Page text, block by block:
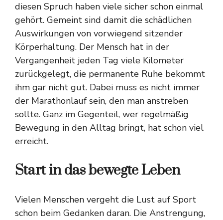
diesen Spruch haben viele sicher schon einmal
gehört. Gemeint sind damit die schädlichen
Auswirkungen von vorwiegend sitzender
Körperhaltung. Der Mensch hat in der
Vergangenheit jeden Tag viele Kilometer
zurückgelegt, die permanente Ruhe bekommt
ihm gar nicht gut. Dabei muss es nicht immer
der Marathonlauf sein, den man anstreben
sollte. Ganz im Gegenteil, wer regelmäßig
Bewegung in den Alltag bringt, hat schon viel
erreicht.
Start in das bewegte Leben
Vielen Menschen vergeht die Lust auf Sport
schon beim Gedanken daran. Die Anstrengung,